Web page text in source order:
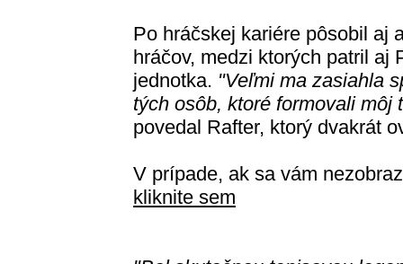
Po hráčskej kariére pôsobil aj
hráčov, medzi ktorých patril aj
jednotka. "Veľmi ma zasiahla
tých osôb, ktoré formovali môj
povedal Rafter, ktorý dvakrát
V prípade, ak sa vám
kliknite sem